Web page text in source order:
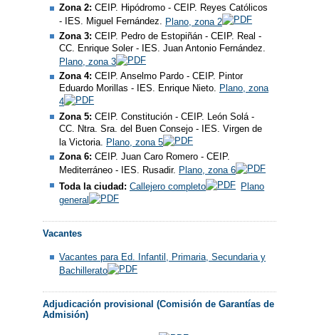
Zona 2:CEIP. Hipódromo - CEIP. Reyes Católicos
- IES. Miguel Fernández. Plano, zona 2
Zona 3: CEIP. Pedro de Estopiñán - CEIP. Real -
CC. Enrique Soler - IES. Juan Antonio Fernández.
Plano, zona 3
Zona 4: CEIP. Anselmo Pardo - CEIP. Pintor
Eduardo Morillas - IES. Enrique Nieto. Plano, zona
4
Zona 5: CEIP. Constitución - CEIP. León Solá -
CC. Ntra. Sra. del Buen Consejo - IES. Virgen de
la Victoria.
Plano, zona 5
Zona 6: CEIP. Juan Caro Romero - CEIP.
Mediterráneo - IES. Rusadir. Plano, zona 6
Toda la ciudad: Callejero completo
Plano
general
Vacantes
Vacantes para Ed. Infantil, Primaria, Secundaria y
Bachillerato
Adjudicación provisional (Comisión de Garantías de
Admisión)